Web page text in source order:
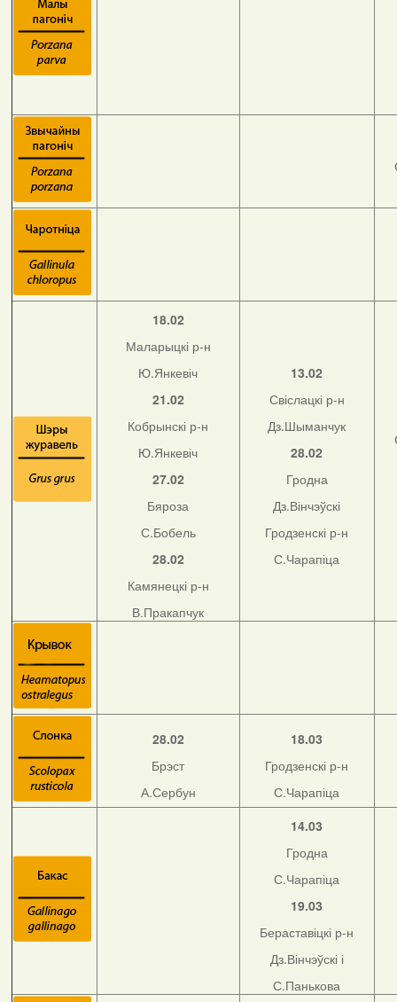
18.02
Маларыцкі р-н
Ю.Янкевіч
21.02
Кобрынскі р-н
Ю.Янкевіч
27.02
Бяроза
С.Бобель
28.02
Камянецкі р-н
В.Пракапчук
13.02
Свіслацкі р-н
Дз.Шыманчук
28.02
Гродна
Дз.Вінчэўскі
Гродзенскі р-н
С.Чарапіца
28.02
Брэст
А.Сербун
18.03
Гродзенскі р-н
С.Чарапіца
14.03
Гродна
С.Чарапіца
19.03
Бераставіцкі р-н
Дз.Вінчэўскі і
С.Панькова